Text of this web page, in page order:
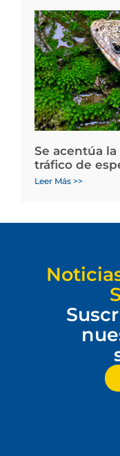
Se acentúa
tráfico de
Leer Más >>